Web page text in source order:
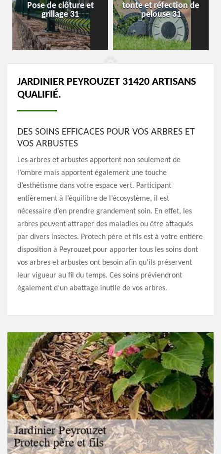
Pose de clôture et
grillage 31
tonte et réfection de
pelouse 31
JARDINIER PEYROUZET 31420 ARTISANS
QUALIFIÉ.
DES SOINS EFFICACES POUR VOS ARBRES ET
VOS ARBUSTES
Les arbres et arbustes apportent non seulement de
l’ombre mais apportent également une touche
d’esthétisme dans votre espace vert. Participant
entièrement à l’équilibre de l’écosystème, il est
nécessaire d’en prendre grandement soin. En effet, les
arbres peuvent attraper des maladies ou être attaqués
par divers insectes. Protech père et fils est à votre entière
disposition à Peyrouzet pour apporter tous les soins dont
vos arbres et arbustes ont besoin afin qu’ils préservent
leur vigueur au fil du temps. Ces soins préviendront
également d’un abattage inutile de vos arbres.